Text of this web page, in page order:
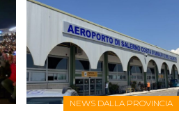
NEWS DALLA PROVINCIA